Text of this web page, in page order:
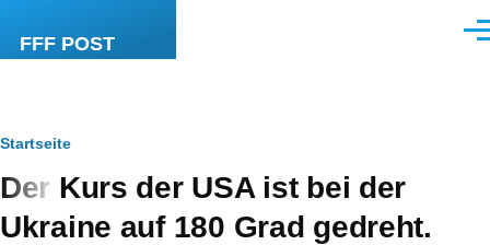
FFF POST
Pfadnavigation
Startseite
Der Kurs der USA ist bei der
Ukraine auf 180 Grad gedreht.